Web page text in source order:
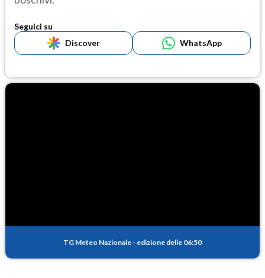
Seguici su
Discover
WhatsApp
TG Meteo Nazionale - edizione delle 06:50